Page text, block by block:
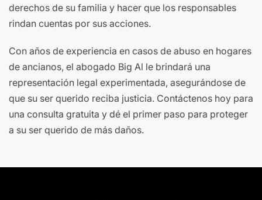
derechos de su familia y hacer que los responsables
rindan cuentas por sus acciones.
Con años de experiencia en casos de abuso en hogares
de ancianos, el abogado Big Al le brindará una
representación legal experimentada, asegurándose de
que su ser querido reciba justicia. Contáctenos hoy para
una consulta gratuita y dé el primer paso para proteger
a su ser querido de más daños.